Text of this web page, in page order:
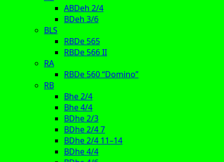
ABDeh 2/4
BDeh 3/6
BLS
RBDe 565
RBDe 566 II
RA
RBDe 560 “Domino”
RB
Bhe 2/4
Bhe 4/4
BDhe 2/3
BDhe 2/4 7
BDhe 2/4 11–14
BDhe 4/4